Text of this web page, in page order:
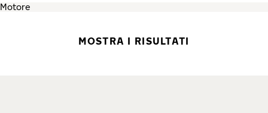
MOSTRA I RISULTATI